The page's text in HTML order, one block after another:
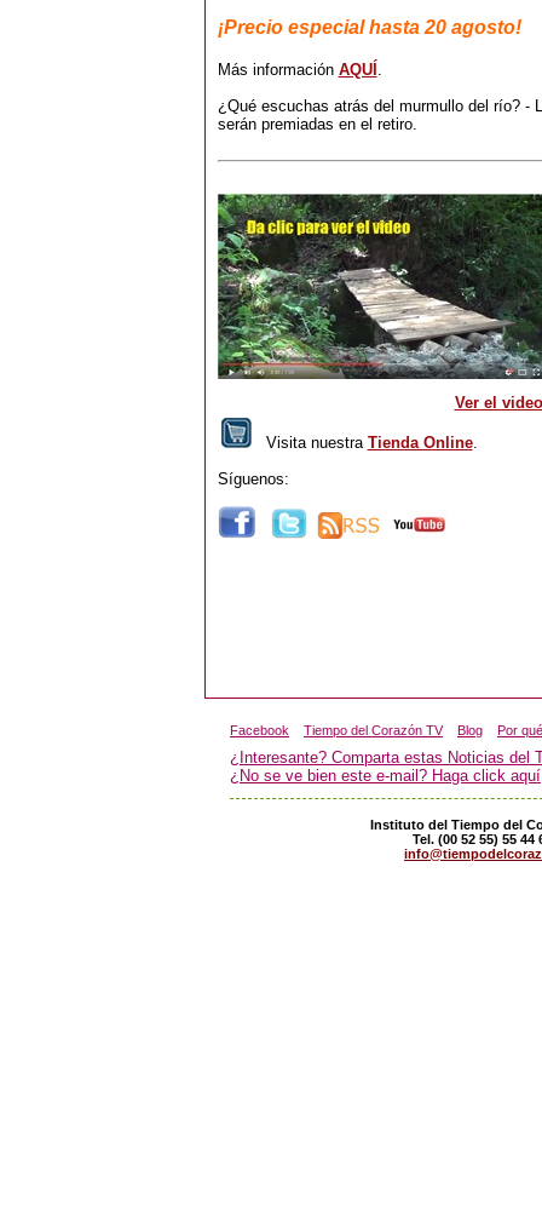
¡Precio especial hasta 20 agosto!
Más información AQUÍ .
¿Qué escuchas atrás del murmullo del río? -
serán premiadas en el retiro.
Ver el video
Visita nuestra Tienda Online.
Síguenos:
Facebook Tiempo del Corazón TV Blog Por
¿Interesante? Comparta estas Noticias del
¿No se ve bien este e-mail? Haga click aquí
Instituto del Tiempo del
Tel. (00 52 55) 55